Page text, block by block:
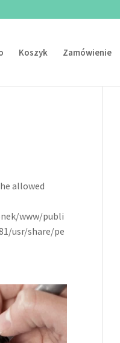
Koszyk Zamówienie
allowed
www/publi
usr/share/pe